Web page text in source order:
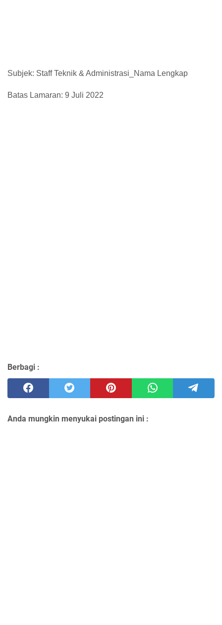
Subjek: Staff Teknik & Administrasi_Nama Lengkap
Batas Lamaran: 9 Juli 2022
Berbagi :
Anda mungkin menyukai postingan ini :